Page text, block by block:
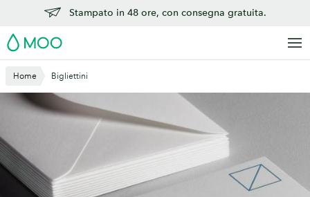
contenuto
principale
Stampato in 48 ore, con consegna gratuita.
MOO
Home Bigliettini